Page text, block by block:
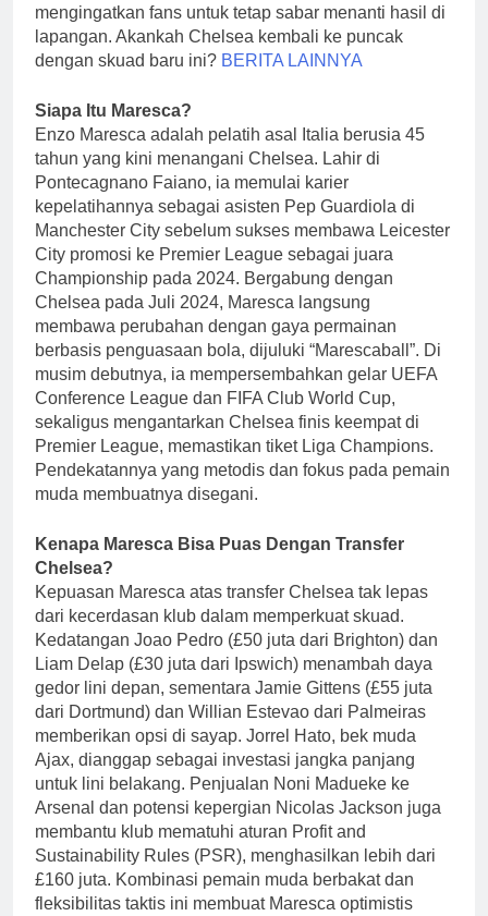
mengingatkan fans untuk tetap sabar menanti hasil di
lapangan. Akankah Chelsea kembali ke puncak
dengan skuad baru ini? BERITA LAINNYA
Siapa Itu Maresca?
Enzo Maresca adalah pelatih asal Italia berusia 45
tahun yang kini menangani Chelsea. Lahir di
Pontecagnano Faiano, ia memulai karier
kepelatihannya sebagai asisten Pep Guardiola di
Manchester City sebelum sukses membawa Leicester
City promosi ke Premier League sebagai juara
Championship pada 2024. Bergabung dengan
Chelsea pada Juli 2024, Maresca langsung
membawa perubahan dengan gaya permainan
berbasis penguasaan bola, dijuluki “Marescaball”. Di
musim debutnya, ia mempersembahkan gelar UEFA
Conference League dan FIFA Club World Cup,
sekaligus mengantarkan Chelsea finis keempat di
Premier League, memastikan tiket Liga Champions.
Pendekatannya yang metodis dan fokus pada pemain
muda membuatnya disegani.
Kenapa Maresca Bisa Puas Dengan Transfer
Chelsea?
Kepuasan Maresca atas transfer Chelsea tak lepas
dari kecerdasan klub dalam memperkuat skuad.
Kedatangan Joao Pedro (£50 juta dari Brighton) dan
Liam Delap (£30 juta dari Ipswich) menambah daya
gedor lini depan, sementara Jamie Gittens (£55 juta
dari Dortmund) dan Willian Estevao dari Palmeiras
memberikan opsi di sayap. Jorrel Hato, bek muda
Ajax, dianggap sebagai investasi jangka panjang
untuk lini belakang. Penjualan Noni Madueke ke
Arsenal dan potensi kepergian Nicolas Jackson juga
membantu klub mematuhi aturan Profit and
Sustainability Rules (PSR), menghasilkan lebih dari
£160 juta. Kombinasi pemain muda berbakat dan
fleksibilitas taktis ini membuat Maresca optimistis